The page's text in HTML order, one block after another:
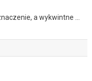
a wykwintne …